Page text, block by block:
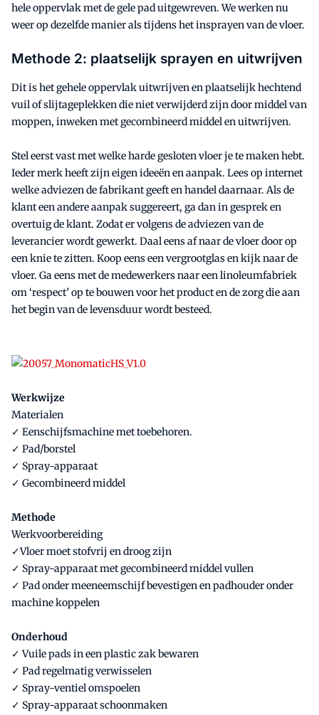
hele oppervlak met de gele pad uitgewreven. We werken nu
weer op dezelfde manier als tijdens het insprayen van de vloer.
Methode 2: plaatselijk sprayen en uitwrijven
Dit is het gehele oppervlak uitwrijven en plaatselijk hechtend
vuil of slijtageplekken die niet verwijderd zijn door middel van
moppen, inweken met gecombineerd middel en uitwrijven.
Stel eerst vast met welke harde gesloten vloer je te maken hebt.
Ieder merk heeft zijn eigen ideeën en aanpak. Lees op internet
welke adviezen de fabrikant geeft en handel daarnaar. Als de
klant een andere aanpak suggereert, ga dan in gesprek en
overtuig de klant. Zodat er volgens de adviezen van de
leverancier wordt gewerkt. Daal eens af naar de vloer door op
een knie te zitten. Koop eens een vergrootglas en kijk naar de
vloer. Ga eens met de medewerkers naar een linoleumfabriek
om ‘respect’ op te bouwen voor het product en de zorg die aan
het begin van de levensduur wordt besteed.
Werkwijze
Materialen
✓ Eenschijfsmachine met toebehoren.
✓ Pad/borstel
✓ Spray-apparaat
✓ Gecombineerd middel
Methode
Werkvoorbereiding
✓Vloer moet stofvrij en droog zijn
✓ Spray-apparaat met gecombineerd middel vullen
✓ Pad onder meeneemschijf bevestigen en padhouder onder
machine koppelen
Onderhoud
✓ Vuile pads in een plastic zak bewaren
✓ Pad regelmatig verwisselen
✓ Spray-ventiel omspoelen
✓ Spray-apparaat schoonmaken